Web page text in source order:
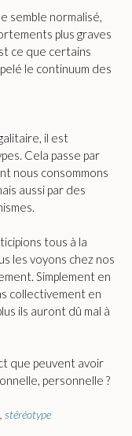
semble normalisé,
plus graves
ce que certains
le continuum des
il est
Cela passe par
nous consommons
aussi par des
tous à la
les voyons chez nos
Simplement en
collectivement en
ils auront dû mal à
que peuvent avoir
personnelle ?
stéréotype